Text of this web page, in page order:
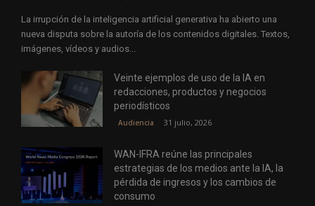
La irrupción de la inteligencia artificial generativa ha abierto una
nueva disputa sobre la autoría de los contenidos digitales. Textos,
imágenes, vídeos y audios...
Veinte ejemplos de uso de la IA en
redacciones, productos y negocios
periodísticos
Audiencia 31 julio, 2026
WAN-IFRA reúne las principales
estrategias de los medios ante la IA, la
pérdida de ingresos y los cambios de
consumo